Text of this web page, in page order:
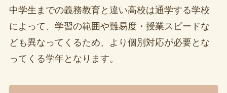
中学生までの義務教育と違い高校は通学する学校
によって、学習の範囲や難易度・授業スピードな
ども異なってくるため、より個別対応が必要とな
ってくる学年となります。